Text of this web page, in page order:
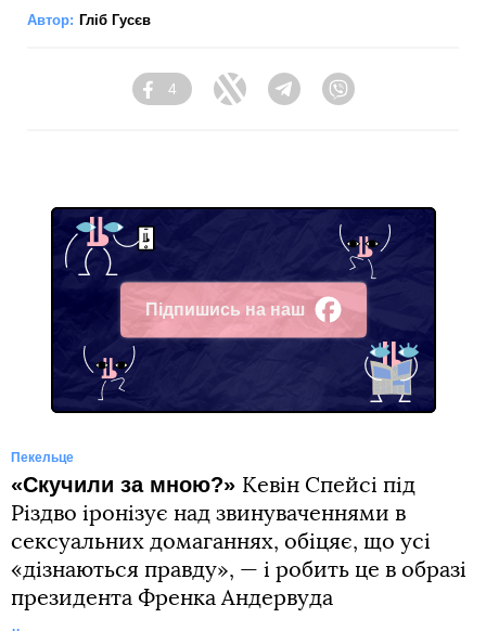
Автор: Гліб Гусєв
Facebook
4
Twitter Telegram
Підпишись на наш
Facebook
Пекельце
«Cкучили за мною?» Кевін Спейсі під
Різдво іронізує над звинуваченнями в
сексуальних домаганнях, обіцяє, що усі
«дізнаються правду», — і робить це в образі
президента Френка Андервуда